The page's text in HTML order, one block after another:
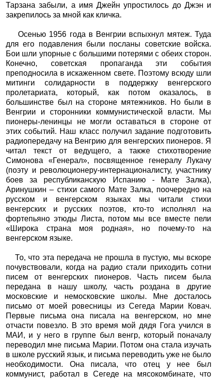
Тарзана забыли, а имя Джейн упростилось до Джэн и
закрепилось за мной как кличка.
Осенью 1956 года в Венгрии вспыхнул мятеж. Туда
для его подавления были посланы советские войска.
Бои шли упорные с большими потерями с обеих сторон.
Конечно, советская пропаганда эти события
преподносила в искаженном свете. Поэтому всюду шли
митинги солидарности в поддержку венгерского
пролетариата, который, как потом оказалось, в
большинстве был на стороне мятежников. Но были в
Венгрии и сторонники коммунистической власти. Мы
пионеры-ленинцы не могли оставаться в стороне от
этих событий. Наш класс получил задание подготовить
радиопередачу на Венгрию для венгерских пионеров. Я
читал текст от ведущего, а также стихотворение
Симонова «Генерал», посвященное генералу Лукачу
(поэту и революционеру-интернационалисту, участнику
боев за республиканскую Испанию - Мате Залка),
Аринушкин – стихи самого Мате Залка, поочередно на
русском и венгерском языках мы читали стихи
венгерских и русских поэтов, кто-то исполнял на
фортепьяно этюды Листа, потом мы все вместе пели
«Широка страна моя родная», но почему-то на
венгерском языке.
То, что эта передача не прошла в пустую, мы вскоре
почувствовали, когда на радио стали приходить сотни
писем от венгерских пионеров. Часть писем была
передана в нашу школу, часть роздана в другие
московские и немосковские школы. Мне досталось
письмо от моей ровесницы из Сегеда Марии Ковач.
Первые письма она писала на венгерском, но мне
отчасти повезло. В это время мой дядя Гога учился в
МАИ, и у него в группе был венгр, который поначалу
переводил мне письма Марии. Потом она стала изучать
в школе русский язык, и письма переводить уже не было
необходимости. Она писала, что отец у нее был
коммунист, работал в Сегеде на мясокомбинате, что